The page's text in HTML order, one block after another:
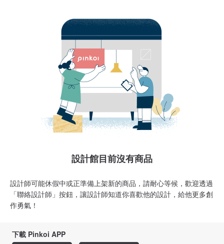
設計館目前沒有商品
設計師可能休假中或正準備上架新的商品，請耐心等候，歡迎透過
「聯絡設計師」按鈕，讓設計師知道你喜歡他的設計，給他更多創
作勇氣！
下載 Pinkoi APP